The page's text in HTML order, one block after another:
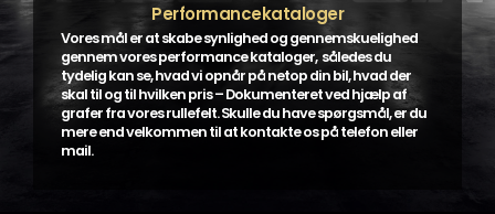
Performancekataloger
Vores mål er at skabe synlighed og gennemskuelighed
gennem vores performance kataloger, således du
tydelig kan se, hvad vi opnår på netop din bil, hvad der
skal til og til hvilken pris – Dokumenteret ved hjælp af
grafer fra vores rullefelt. Skulle du have spørgsmål, er du
mere end velkommen til at kontakte os på telefon eller
mail.